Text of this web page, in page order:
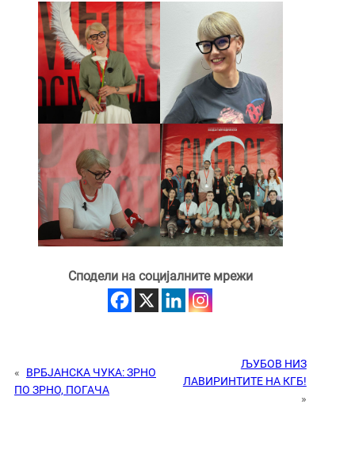
Сподели на социјалните мрежи
«
ВРБЈАНСКА ЧУКА: ЗРНО
ПО ЗРНО, ПОГАЧА
ЉУБОВ НИЗ
ЛАВИРИНТИТЕ НА КГБ!
»